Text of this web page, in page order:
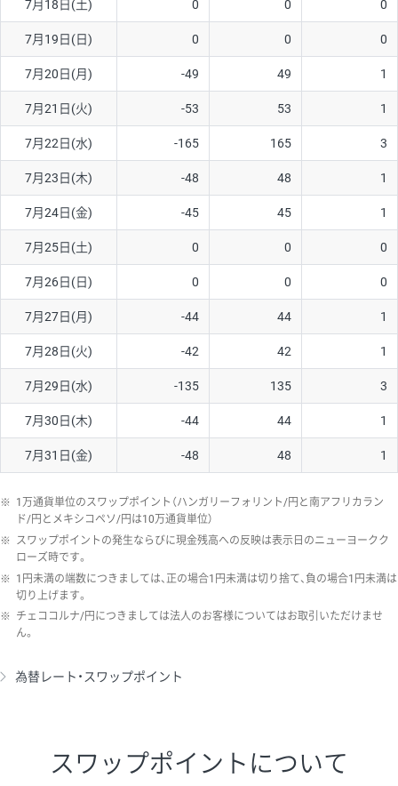
7月18日(土) 0 0 0
7月19日(日) 0 0 0
7月20日(月) -49 49 1
7月21日(火) -53 53 1
7月22日(水) -165 165 3
7月23日(木) -48 48 1
7月24日(金) -45 45 1
7月25日(土) 0 0 0
7月26日(日) 0 0 0
7月27日(月) -44 44 1
7月28日(火) -42 42 1
7月29日(水) -135 135 3
7月30日(木) -44 44 1
7月31日(金) -48 48 1
※ 1万通貨単位のスワップポイント（ハンガリーフォリント/円と南アフリカラン
ド/円とメキシコペソ/円は10万通貨単位）
※ スワップポイントの発生ならびに現金残高への反映は表示日のニューヨークク
ローズ時です。
※ 1円未満の端数につきましては、正の場合1円未満は切り捨て、負の場合1円未満は
切り上げます。
※ チェココルナ/円につきましては法人のお客様についてはお取引いただけませ
ん。
為替レート・スワップポイント
スワップポイントについて